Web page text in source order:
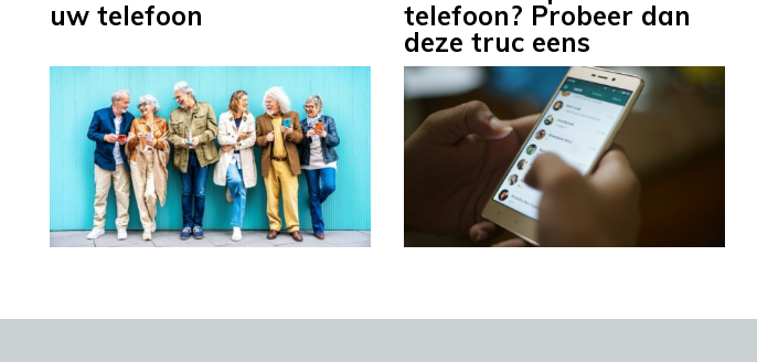
uw telefoon
telefoon? Probeer dan
deze truc eens